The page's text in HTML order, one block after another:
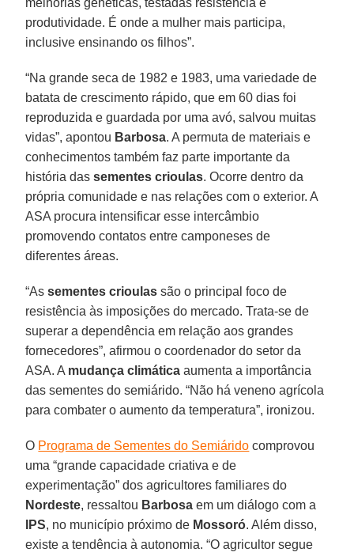
melhorias genéticas, testadas resistência e
produtividade. É onde a mulher mais participa,
inclusive ensinando os filhos”.
“Na grande seca de 1982 e 1983, uma variedade de
batata de crescimento rápido, que em 60 dias foi
reproduzida e guardada por uma avó, salvou muitas
vidas”, apontou Barbosa. A permuta de materiais e
conhecimentos também faz parte importante da
história das sementes crioulas. Ocorre dentro da
própria comunidade e nas relações com o exterior. A
ASA procura intensificar esse intercâmbio
promovendo contatos entre camponeses de
diferentes áreas.
“Assementes crioulas são o principal foco de
resistência às imposições do mercado. Trata-se de
superar a dependência em relação aos grandes
fornecedores”, afirmou o coordenador do setor da
ASA. A mudança climática aumenta a importância
das sementes do semiárido. “Não há veneno agrícola
para combater o aumento da temperatura”, ironizou.
O Programa de Sementes do Semiárido comprovou
uma “grande capacidade criativa e de
experimentação” dos agricultores familiares do
Nordeste, ressaltou Barbosa em um diálogo com a
IPS, no município próximo de Mossoró. Além disso,
existe a tendência à autonomia. “O agricultor segue